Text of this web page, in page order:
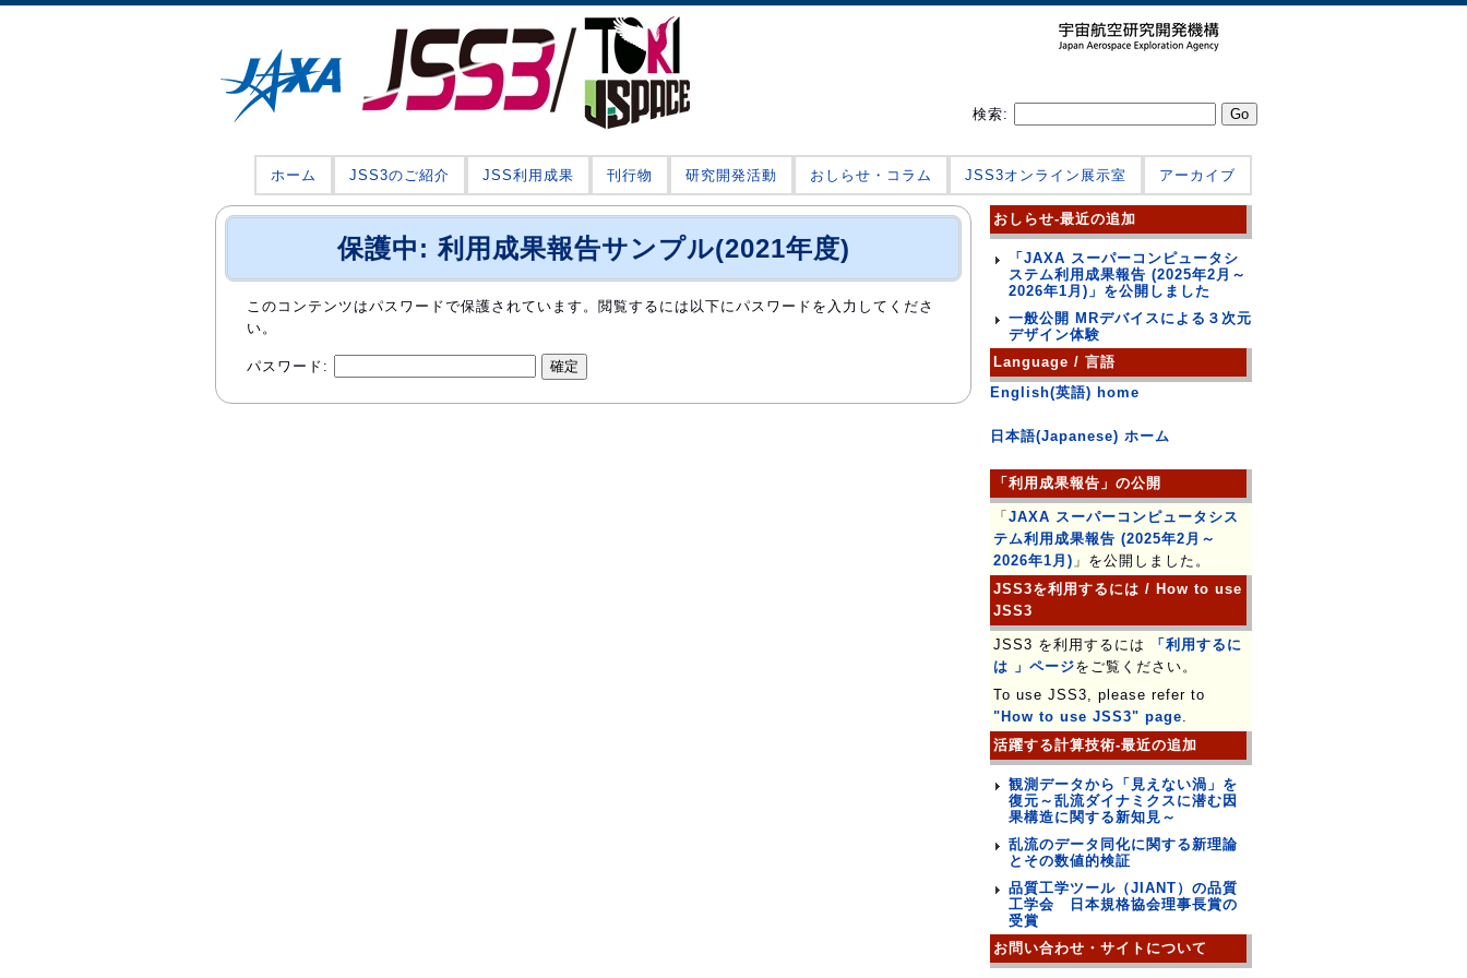
検索:
ホーム JSS3のご紹介 JSS利用成果 刊行物 研究開発活動 おしらせ・コラム JSS3オンライン展示室 アーカイブ
保護中: 利用成果報告サンプル(2021年度)
このコンテンツはパスワードで保護されています。閲覧するには以下にパスワードを入力してくださ
い。
パスワード:
おしらせ-最近の追加
「JAXA スーパーコンピュータシ
ステム利用成果報告 (2025年2月～
2026年1月)」を公開しました
一般公開 MRデバイスによる３次元
デザイン体験
Language / 言語
English(英語) home
日本語(Japanese) ホーム
「利用成果報告」の公開
「 JAXA スーパーコンピュータシス
テム利用成果報告 (2025年2月～
2026年1月) 」を公開しました。
JSS3を利用するには / How to use
JSS3
JSS3 を利用するには
「利用するに
は 」ページをご覧ください。
To use JSS3, please refer to
"How to use JSS3" page.
活躍する計算技術-最近の追加
観測データから「見えない渦」を
復元～乱流ダイナミクスに潜む因
果構造に関する新知見～
乱流のデータ同化に関する新理論
とその数値的検証
品質工学ツール（JIANT）の品質
工学会 日本規格協会理事長賞の
受賞
お問い合わせ・サイトについて